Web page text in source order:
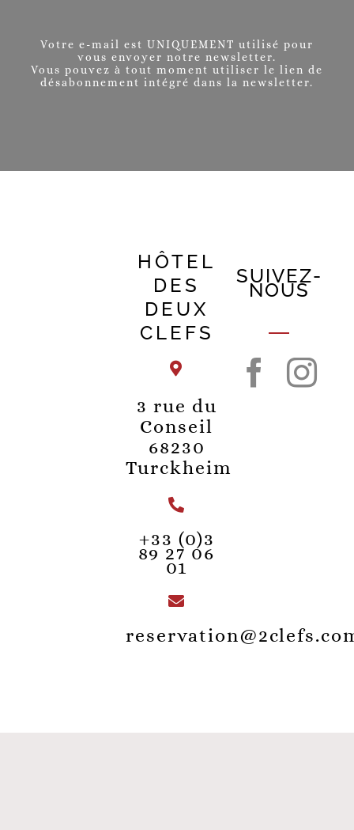
Votre e-mail est UNIQUEMENT utilisé pour
vous envoyer notre newsletter.
Vous pouvez à tout moment utiliser le lien de
désabonnement intégré dans la newsletter.
HÔTEL
DES
DEUX
CLEFS
3 rue du
Conseil
68230
Turckheim
+33 (0)3
89 27 06
01
SUIVEZ-
NOUS